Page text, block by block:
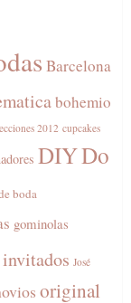
Barcelona
bohemio
2012 cupcakes
DIYDo
boda
gominolas
invitados José
original